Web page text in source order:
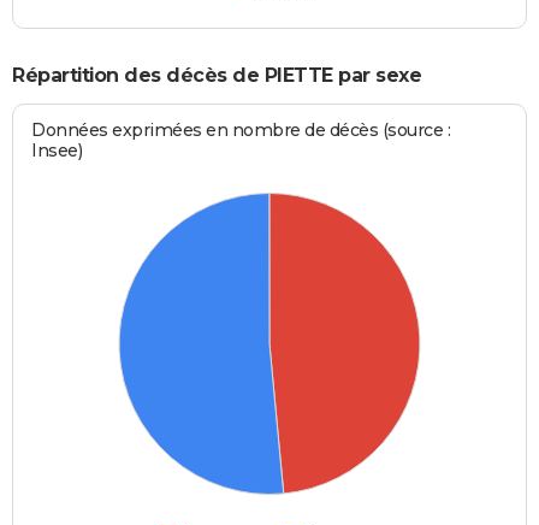
Répartition des décès de PIETTE par sexe
Données exprimées en nombre de décès (source :
Insee)